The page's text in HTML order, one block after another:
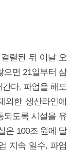
렬된 뒤 이날 오
으면 21일부터 삼
다. 파업을 해도
외한 생산라인에
되도록 시설을 유
은 100조 원에 달
지속 일수, 파업